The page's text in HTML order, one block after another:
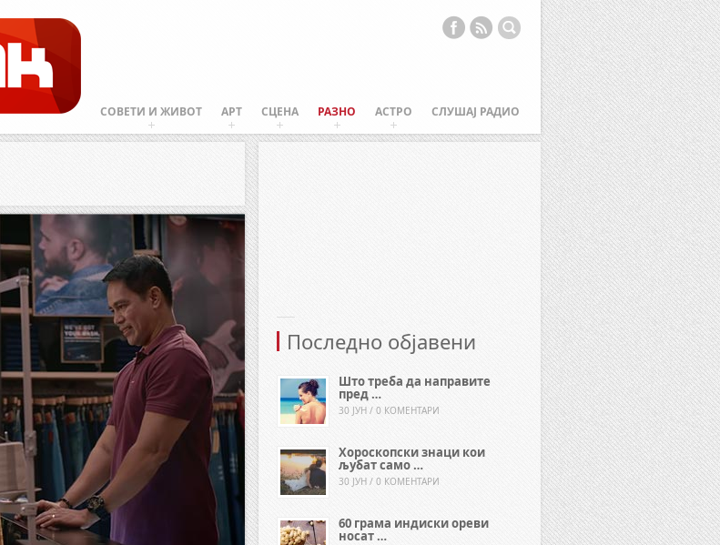
СОВЕТИ И ЖИВОТ АРТ СЦЕНА РАЗНО АСТРО СЛУШАЈ РАДИО
Последно објавени
Што треба да направите
пред …
30 ЈУН / 0 КОМЕНТАРИ
Хороскопски знаци кои
љубат само …
30 ЈУН / 0 КОМЕНТАРИ
60 грама индиски ореви
носат …